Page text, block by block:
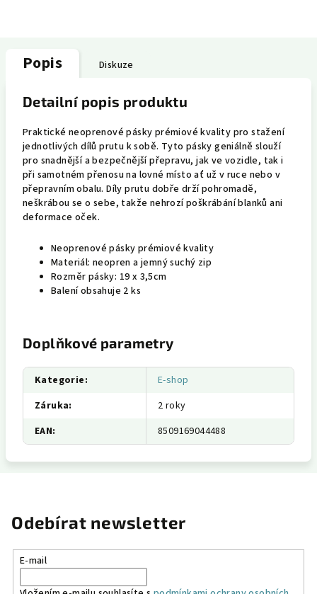
Popis Diskuze
Detailní popis produktu
Praktické neoprenové pásky prémiové kvality pro stažení
jednotlivých dílů prutu k sobě. Tyto pásky geniálně slouží
pro snadnější a bezpečnější přepravu, jak ve vozidle, tak i
při samotném přenosu na lovné místo ať už v ruce nebo v
přepravním obalu. Díly prutu dobře drží pohromadě,
neškrábou se o sebe, takže nehrozí poškrábání blanků ani
deformace oček.
Neoprenové pásky prémiové kvality
Materiál: neopren a jemný suchý zip
Rozměr pásky: 19 x 3,5cm
Balení obsahuje 2 ks
Doplňkové parametry
Kategorie:
E-shop
Záruka:
2 roky
EAN: 8509169044488
Odebírat newsletter
E-mail